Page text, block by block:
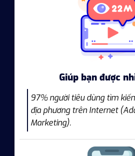
Giúp bạn được
97% người tiêu dùng tìm
địa phương trên Internet
Marketing).